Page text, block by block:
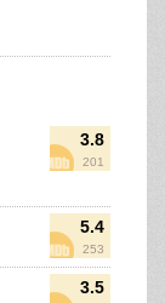
3.8
201
5.4
253
3.5